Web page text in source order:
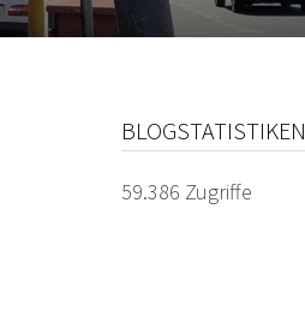
BLOGSTATISTIKEN
59.386 Zugriffe